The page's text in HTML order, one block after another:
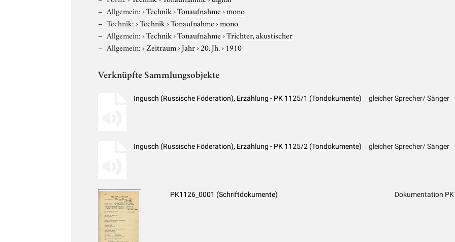
Allgemein:›Technik›Tonaufnahme›mono
Technik:›Technik›Tonaufnahme›mono
Allgemein:›Technik›Tonaufnahme›Trichter, akustischer
Allgemein:›Zeitraum›Jahr›20. Jh.› 1910
Verknüpfte Sammlungsobjekte
Ingusch (Russische Föderation), Erzählung - PK 1125/1 (Tondokumente) gleicher Sprecher/ Sänger
Ingusch (Russische Föderation), Erzählung - PK 1125/2 (Tondokumente) gleicher Sprecher/ Sänger
PK1126_0001 (Schriftdokumente) Dokumentation PK